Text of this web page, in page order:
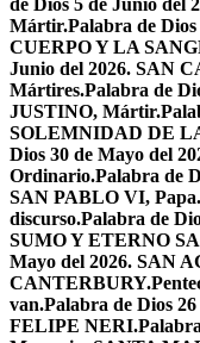
de Dios 5 de Junio del
Mártir.Palabra de
CUERPO Y LA
Junio del 2026. SAN
Mártires.Palabra de
JUSTINO, Mártir.
SOLEMNIDAD DE
Dios 30 de Mayo del
Ordinario.Palabra de
SAN PABLO VI, Papa.
discurso.Palabra de
SUMO Y ETERNO
Mayo del 2026. SAN
CANTERBURY.
van.Palabra de Dios
FELIPE NERI.